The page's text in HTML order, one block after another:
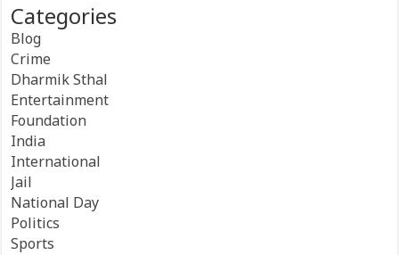
Categories
Blog
Crime
Dharmik Sthal
Entertainment
Foundation
India
International
Jail
National Day
Politics
Sports